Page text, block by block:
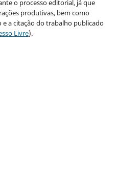
o processo editorial, já que
produtivas, bem como
a citação do trabalho publicado
Livre).